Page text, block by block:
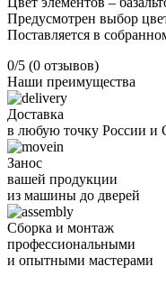
Предусмотрен выбор
Поставляется в
0/5 (0 отзывов)
Наши преимущества
Доставка
в любую точку России и
Занос
вашей продукции
из машины до дверей
Сборка и монтаж
профессиональными
и опытными мастерами